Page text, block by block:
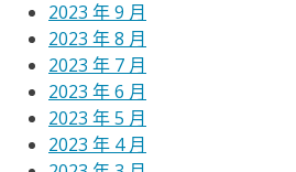
2023 年 9 月
2023 年 8 月
2023 年 7 月
2023 年 6 月
2023 年 5 月
2023 年 4 月